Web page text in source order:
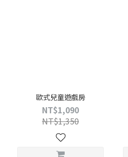
歐式兒童遊戲房
NT$1,090
NT$1,350